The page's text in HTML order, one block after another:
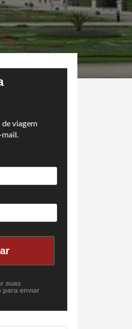
de viagem
mail.
suas
para enviar